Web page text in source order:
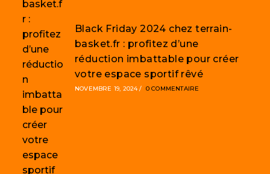
Black Friday 2024 chez terrain-
basket.fr : profitez d’une
réduction imbattable pour créer
votre espace sportif rêvé
NOVEMBRE 19, 2024 / 0 COMMENTAIRE